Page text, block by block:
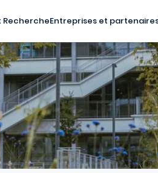
RechercheEntreprises et